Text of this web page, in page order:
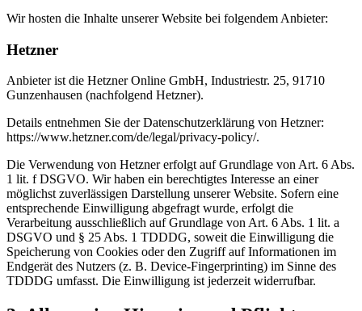
Wir hosten die Inhalte unserer Website bei folgendem Anbieter:
Hetzner
Anbieter ist die Hetzner Online GmbH, Industriestr. 25, 91710
Gunzenhausen (nachfolgend Hetzner).
Details entnehmen Sie der Datenschutzerklärung von Hetzner:
https://www.hetzner.com/de/legal/privacy-policy/.
Die Verwendung von Hetzner erfolgt auf Grundlage von Art. 6 Abs.
1 lit. f DSGVO. Wir haben ein berechtigtes Interesse an einer
möglichst zuverlässigen Darstellung unserer Website. Sofern eine
entsprechende Einwilligung abgefragt wurde, erfolgt die
Verarbeitung ausschließlich auf Grundlage von Art. 6 Abs. 1 lit. a
DSGVO und § 25 Abs. 1 TDDDG, soweit die Einwilligung die
Speicherung von Cookies oder den Zugriff auf Informationen im
Endgerät des Nutzers (z. B. Device-Fingerprinting) im Sinne des
TDDDG umfasst. Die Einwilligung ist jederzeit widerrufbar.